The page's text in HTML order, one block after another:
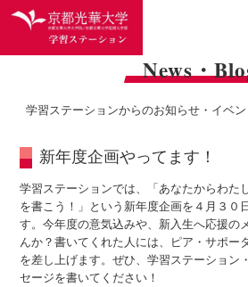
News・
学習ステーションからのお知らせ・イベ
新年度企画やってます！
学習ステーションでは、「あなたからわた
を書こう！」という新年度企画を４月３０
す。今年度の意気込みや、新入生へ応援の
んか？書いてくれた人には、ピア・サポー
を差し上げます。ぜひ、学習ステーション
セージを書いてください！